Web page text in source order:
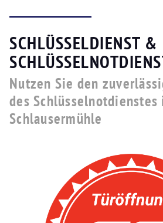
SCHLÜSSELDIENST &
Nutzen Sie den
des Schlüsselnotdienstes
Schlausermühle